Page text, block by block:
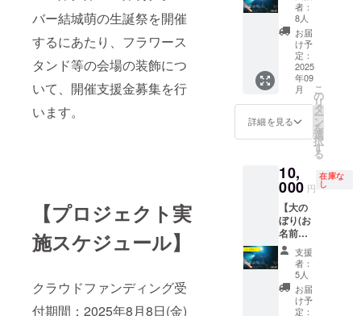
バー結城萌の生誕祭を開催
するにあたり、フラワース
タンド等の会場の装飾につ
いて、開催支援金募集を行
います。
【プロジェクト実
施スケジュール】
クラウドファンディング受
付期間：2025年8月8日(金)
お書き
くださ
い。
字の
み、ロ
ゴ／バ
ナーの
掲載は
不可 ・
掲載サ
イズ：
大 ※支
援時に
希望さ
れるお
名前ま
たは
ニック
ネーム
を必ず
お書き
くださ
い。
様のお
名前入
り(メン
バー直
筆)のミ
ニのぼ
りを当
日設置
し、終
了後に
お渡
たは郵
送させ
ていた
だきま
す。 ・
数量：1
点 ・サ
イズ：
30cm×
10cm ※
備考欄
者：
8人
お届
け予
定：
2025
年09
月
詳細を見る
こ
の
リ
タ
ー
ン
を
選
択
す
る
10,
000 円
在庫な
し
【大の
ぼり(お
名前入
り)】 支
援者様
のお名
前入り
(メン
バー直
支援
者：
5人
お届
け予
定：